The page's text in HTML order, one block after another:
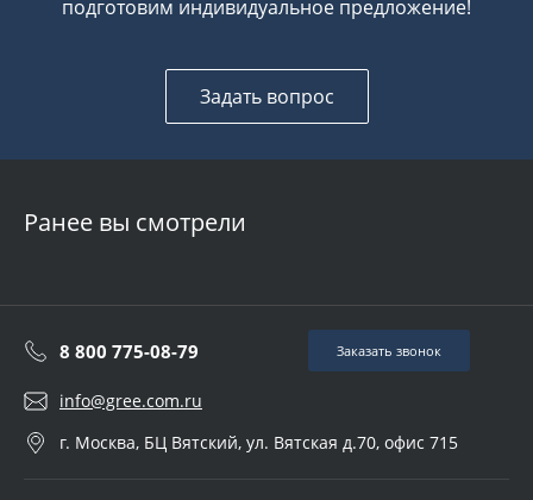
подготовим индивидуальное предложение!
Задать вопрос
Ранее вы смотрели
8 800 775-08-79 Заказать звонок
info@gree.com.ru
г. Москва, БЦ Вятский, ул. Вятская д.70, офис 715